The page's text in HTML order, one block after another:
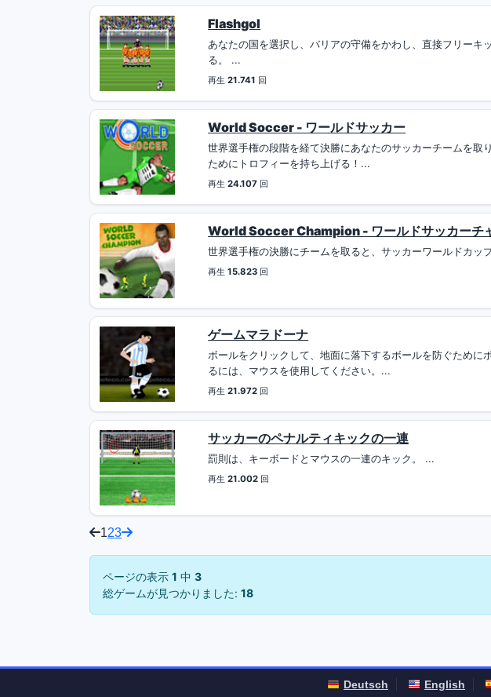
Flashgol
あなたの国を選択し、バリアの守備をかわし、直接フリーキ
る。 ...
再生21.741 回
World Soccer - ワールドサッカー
世界選手権の段階を経て決勝にあなたのサッカーチームを取
ためにトロフィーを持ち上げる！...
再生24.107 回
World Soccer Champion - ワールドサッカーチ
世界選手権の決勝にチームを取ると、サッカーワールドカッ
再生15.823 回
ゲームマラドーナ
ボールをクリックして、地面に落下するボールを防ぐために
るには、マウスを使用してください。...
再生21.972 回
サッカーのペナルティキックの一連
罰則は、キーボードとマウスの一連のキック。 ...
再生21.002 回
123
ページの表示 1 中 3
総ゲームが見つかりました: 18
Deutsch English